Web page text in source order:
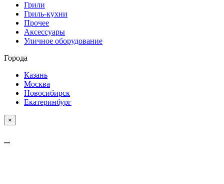
Грили
Гриль-кухни
Прочее
Аксессуары
Уличное оборудование
Города
Казань
Москва
Новосибирск
Екатеринбург
×
...